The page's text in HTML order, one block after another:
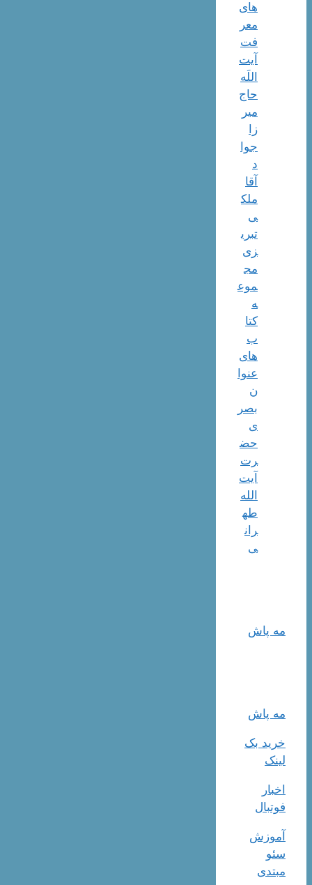
های
معر
فت
آیت
اللَه
حاج
میر
زا
جوا
د
آقا
ملک
ی
تبری
زی
مج
موع
ه
کتا
ب
های
عنوا
ن
بصر
ی
حض
رت
آیت
الله
طه
ران
ی
مه پاش
مه پاش
خرید بک
لینک
اخبار
فوتبال
آموزش
سئو
مبتدی